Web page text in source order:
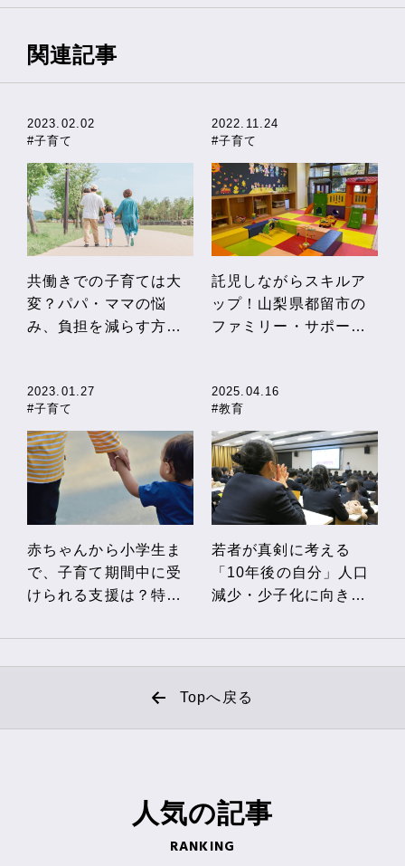
関連記事
2023.02.02
#子育て
共働きでの子育ては大
変？パパ・ママの悩
み、負担を減らす方法
えている山梨県の事例
も紹介
2022.11.24
#子育て
託児しながらスキルア
ップ！山梨県都留市の
ファミリー・サポー
2023.01.27
#子育て
赤ちゃんから小学生ま
で、子育て期間中に受
けられる支援は？特色
も紹介
2025.04.16
#教育
若者が真剣に考える
「10年後の自分」人口
減少・少子化に向き合
「ライフプラン作成出
前講座」とは
Topへ戻る
人気の記事
RANKING